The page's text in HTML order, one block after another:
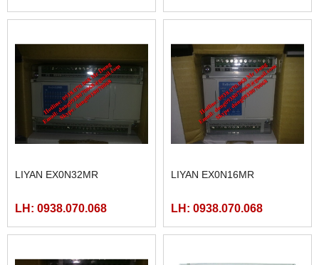
LIYAN EX0N32MR
LH: 0938.070.068
LIYAN EX0N16MR
LH: 0938.070.068